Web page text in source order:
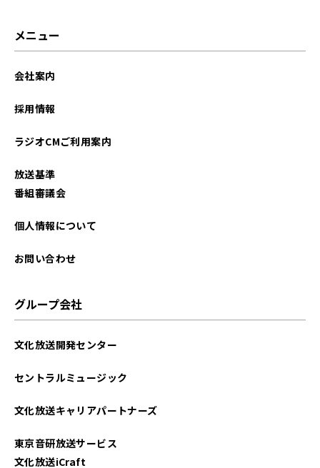
メニュー
会社案内
採用情報
ラジオCMご利用案内
放送基準
番組審議会
個人情報について
お問い合わせ
グループ会社
文化放送開発センター
セントラルミュージック
文化放送キャリアパートナーズ
東京音研放送サービス
文化放送iCraft